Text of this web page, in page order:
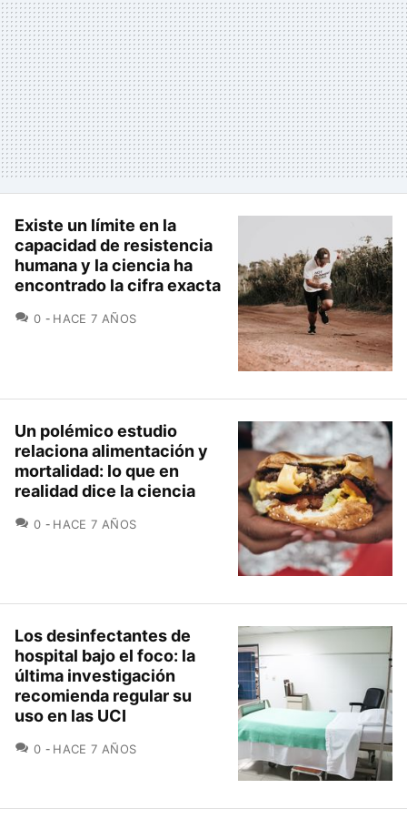
Existe un límite en la
capacidad de resistencia
humana y la ciencia ha
encontrado la cifra exacta
0 COMENTARIOS
HACE 7 AÑOS
Un polémico estudio
relaciona alimentación y
mortalidad: lo que en
realidad dice la ciencia
0 COMENTARIOS
HACE 7 AÑOS
Los desinfectantes de
hospital bajo el foco: la
última investigación
recomienda regular su
uso en las UCI
0 COMENTARIOS
HACE 7 AÑOS